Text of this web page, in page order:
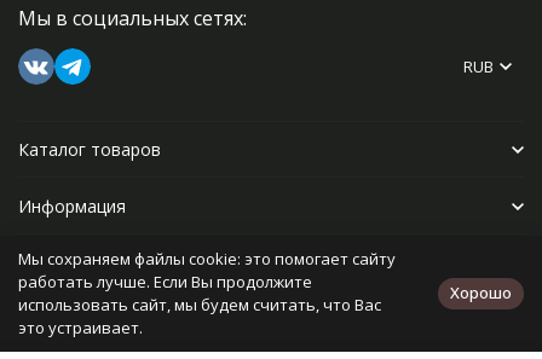
Мы в социальных сетях:
RUB
Каталог товаров
Информация
Прочее
Политика персональных данных
Мы сохраняем файлы cookie: это помогает сайту
работать лучше. Если Вы продолжите
использовать сайт, мы будем считать, что Вас
это устраивает.
Хорошо